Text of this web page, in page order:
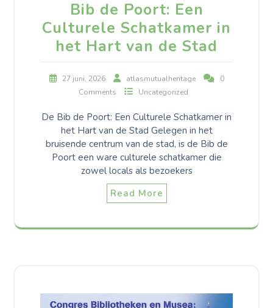
Bib de Poort: Een
Culturele Schatkamer in
het Hart van de Stad
27 juni, 2026 atlasmutualheritage
0
Comments
Uncategorized
De Bib de Poort: Een Culturele Schatkamer in
het Hart van de Stad Gelegen in het
bruisende centrum van de stad, is de Bib de
Poort een ware culturele schatkamer die
zowel locals als bezoekers
Read More